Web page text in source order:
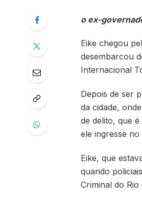
o ex-
Eike chegou
desembarcou
Internacional
Depois de ser
da cidade,
de delito, que
ele ingresse
Eike, que
quando
Criminal do